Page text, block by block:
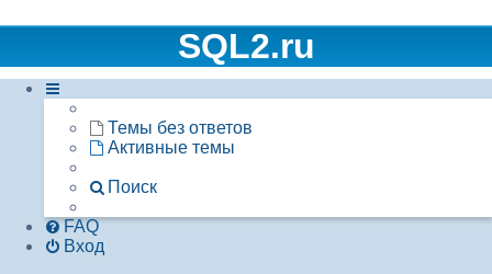
SQL2.ru
Темы без ответов
Активные темы
Поиск
FAQ
Вход